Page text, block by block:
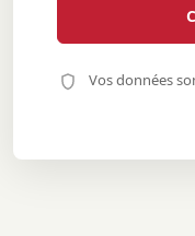
Vos données